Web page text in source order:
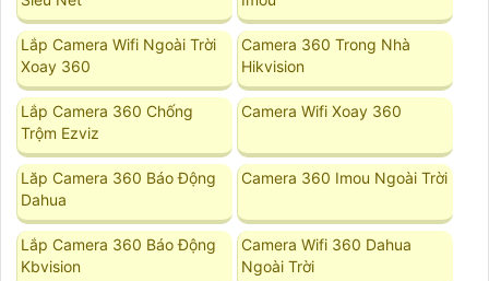
Lắp Camera Wifi Ngoài Trời
Xoay 360
Camera 360 Trong Nhà
Hikvision
Lắp Camera 360 Chống
Trộm Ezviz
Camera Wifi Xoay 360
Lăp Camera 360 Báo Động
Dahua
Camera 360 Imou Ngoài Trời
Lắp Camera 360 Báo Động
Kbvision
Camera Wifi 360 Dahua
Ngoài Trời